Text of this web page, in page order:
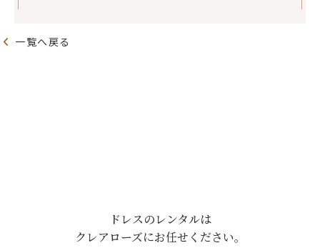
一覧へ戻る
ドレスのレンタルは
クレアローズにお任せください。